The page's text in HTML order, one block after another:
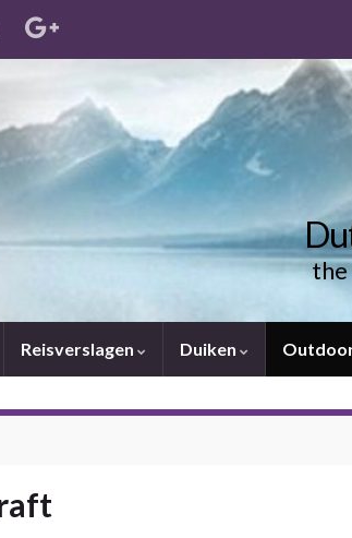
the
Reisverslagen Duiken